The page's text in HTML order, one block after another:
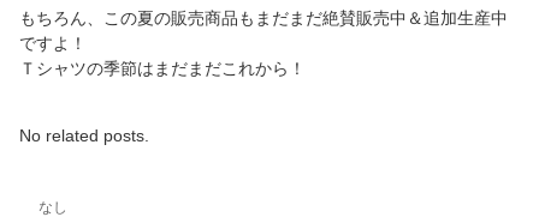
もちろん、この夏の販売商品もまだまだ絶賛販売中＆追加生産中
ですよ！
Ｔシャツの季節はまだまだこれから！
No related posts.
なし